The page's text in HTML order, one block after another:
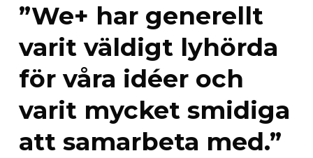
”We+ har generellt
varit väldigt lyhörda
för våra idéer och
varit mycket smidiga
att samarbeta med.”